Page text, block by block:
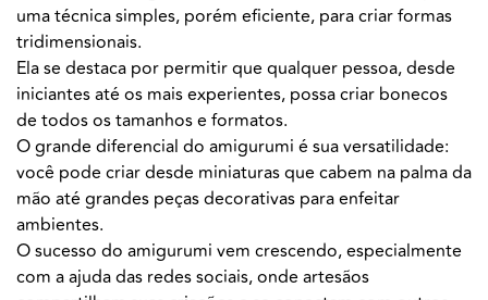
uma técnica simples, porém eficiente, para criar formas
tridimensionais.
Ela se destaca por permitir que qualquer pessoa, desde
iniciantes até os mais experientes, possa criar bonecos
de todos os tamanhos e formatos.
O grande diferencial do amigurumi é sua versatilidade:
você pode criar desde miniaturas que cabem na palma da
mão até grandes peças decorativas para enfeitar
ambientes.
O sucesso do amigurumi vem crescendo, especialmente
com a ajuda das redes sociais, onde artesãos